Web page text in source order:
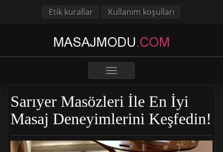
Etik kurallar Kullanım koşulları
Toggle
Sarıyer Masözleri İle En İyi
Masaj Deneyimlerini Keşfedin!